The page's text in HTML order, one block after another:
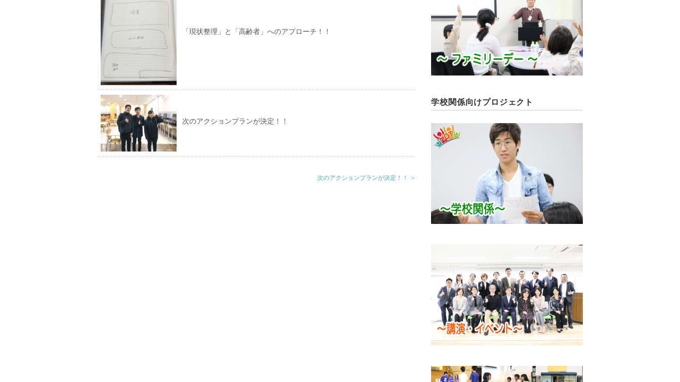
「現状整理」と「高齢者」へのアプローチ！！
次のアクションプランが決定！！
次のアクションプランが決定！！ ＞
学校関係向けプロジェクト